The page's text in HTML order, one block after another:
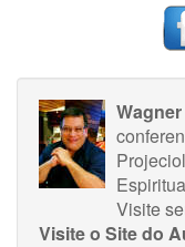
Visite
Visite o Site do